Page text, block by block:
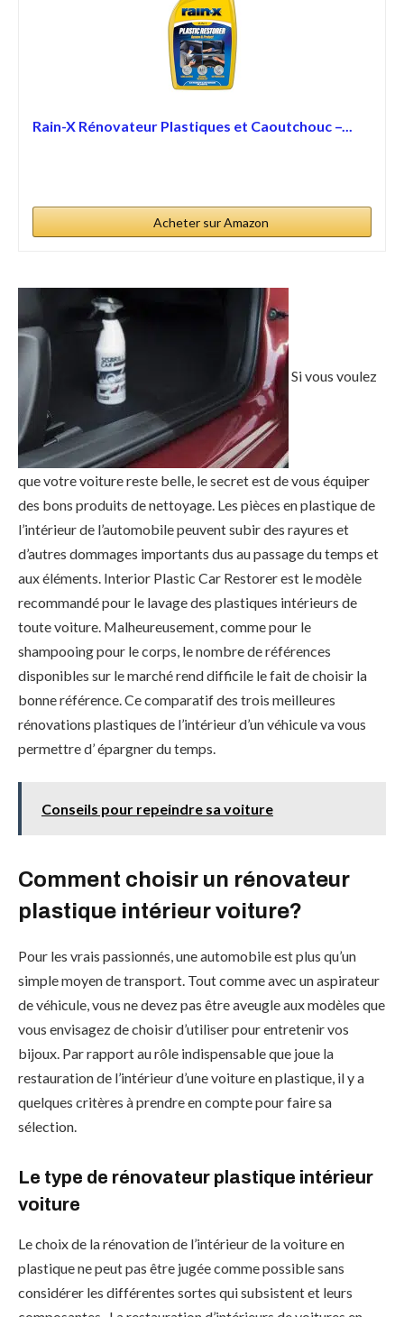
Rain-X Rénovateur Plastiques et Caoutchouc –...
Acheter sur Amazon
Si vous voulez
que votre voiture reste belle, le secret est de vous équiper
des bons produits de nettoyage. Les pièces en plastique de
l’intérieur de l’automobile peuvent subir des rayures et
d’autres dommages importants dus au passage du temps et
aux éléments. Interior Plastic Car Restorer est le modèle
recommandé pour le lavage des plastiques intérieurs de
toute voiture. Malheureusement, comme pour le
shampooing pour le corps, le nombre de références
disponibles sur le marché rend difficile le fait de choisir la
bonne référence. Ce comparatif des trois meilleures
rénovations plastiques de l’intérieur d’un véhicule va vous
permettre d’ épargner du temps.
Conseils pour repeindre sa voiture
Comment choisir un rénovateur
plastique intérieur voiture?
Pour les vrais passionnés, une automobile est plus qu’un
simple moyen de transport. Tout comme avec un aspirateur
de véhicule, vous ne devez pas être aveugle aux modèles que
vous envisagez de choisir d’utiliser pour entretenir vos
bijoux. Par rapport au rôle indispensable que joue la
restauration de l’intérieur d’une voiture en plastique, il y a
quelques critères à prendre en compte pour faire sa
sélection.
Le type de rénovateur plastique intérieur
voiture
Le choix de la rénovation de l’intérieur de la voiture en
plastique ne peut pas être jugée comme possible sans
considérer les différentes sortes qui subsistent et leurs